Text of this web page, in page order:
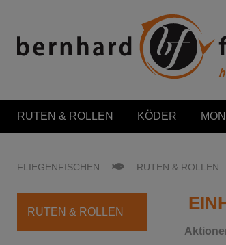
RUTEN & ROLLEN KÖDER
FLIEGENFISCHEN RUTEN & ROLLEN
RUTEN & ROLLEN